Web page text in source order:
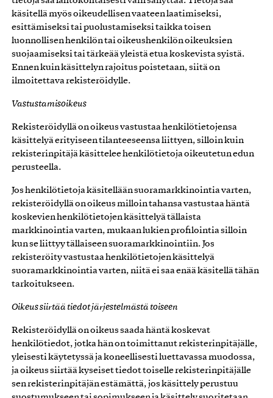
käsitellä myös oikeudellisen vaateen laatimiseksi,
esittämiseksi tai puolustamiseksi taikka toisen
luonnollisen henkilön tai oikeushenkilön oikeuksien
suojaamiseksi tai tärkeää yleistä etua koskevista syistä.
Ennen kuin käsittelyn rajoitus poistetaan, siitä on
ilmoitettava rekisteröidylle.
Vastustamisoikeus
Rekisteröidyllä on oikeus vastustaa henkilötietojensa
käsittelyä erityiseen tilanteeseensa liittyen, silloin kuin
rekisterinpitäjä käsittelee henkilötietoja oikeutetun edun
perusteella.
Jos henkilötietoja käsitellään suoramarkkinointia varten,
rekisteröidyllä on oikeus milloin tahansa vastustaa häntä
koskevien henkilötietojen käsittelyä tällaista
markkinointia varten, mukaan lukien profilointia silloin
kun se liittyy tällaiseen suoramarkkinointiin. Jos
rekisteröity vastustaa henkilötietojen käsittelyä
suoramarkkinointia varten, niitä ei saa enää käsitellä tähän
tarkoitukseen.
Oikeus siirtää tiedot järjestelmästä toiseen
Rekisteröidyllä on oikeus saada häntä koskevat
henkilötiedot, jotka hän on toimittanut rekisterinpitäjälle,
yleisesti käytetyssä ja koneellisesti luettavassa muodossa,
ja oikeus siirtää kyseiset tiedot toiselle rekisterinpitäjälle
sen rekisterinpitäjän estämättä, jos käsittely perustuu